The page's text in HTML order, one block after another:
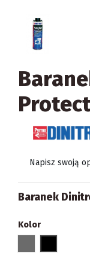
Napisz swoją
Baranek
Kolor